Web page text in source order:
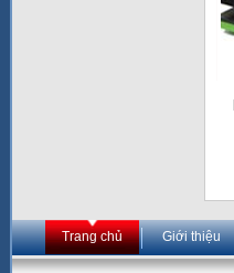
Trang chủ Giới thiệu